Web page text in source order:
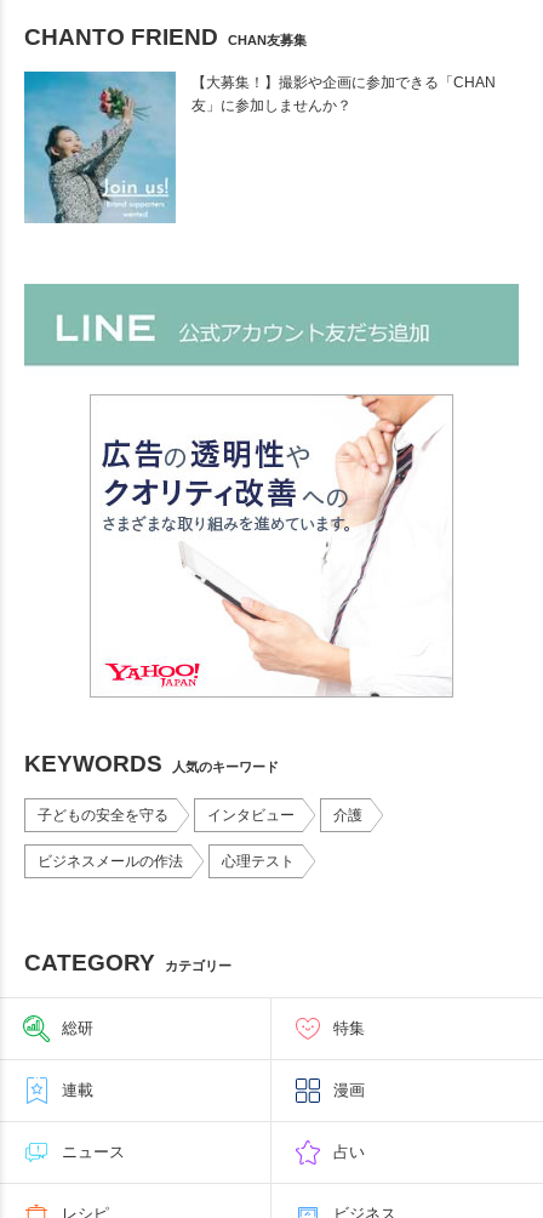
CHANTO FRIEND CHAN友募集
【大募集！】撮影や企画に参加できる「CHAN
友」に参加しませんか？
KEYWORDS 人気のキーワード
子どもの安全を守る インタビュー 介護
ビジネスメールの作法 心理テスト
CATEGORY カテゴリー
総研 特集
連載 漫画
ニュース 占い
レシピ ビジネス